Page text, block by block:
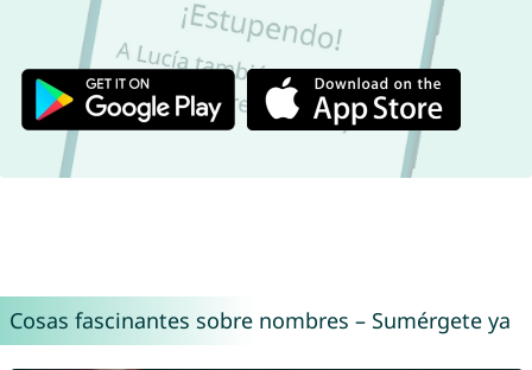
Cosas fascinantes sobre nombres – Sumérgete ya